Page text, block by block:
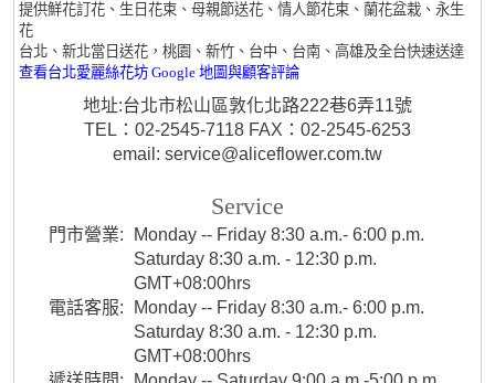
提供鮮花訂花、生日花束、母親節送花、情人節花束、蘭花盆栽、永生
花
台北、新北當日送花，桃園、新竹、台中、台南、高雄及全台快速送達
查看台北愛麗絲花坊 Google 地圖與顧客評論
地址:台北市松山區敦化北路222巷6弄11號
TEL：02-2545-7118 FAX：02-2545-6253
email: service@aliceflower.com.tw
Service
門市營業:
Monday -- Friday 8:30 a.m.- 6:00 p.m.
Saturday 8:30 a.m. - 12:30 p.m.
GMT+08:00hrs
電話客服:
Monday -- Friday 8:30 a.m.- 6:00 p.m.
Saturday 8:30 a.m. - 12:30 p.m.
GMT+08:00hrs